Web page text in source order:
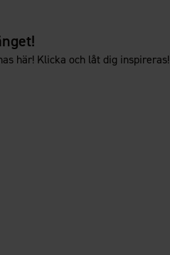
här! Klicka och låt dig inspireras!